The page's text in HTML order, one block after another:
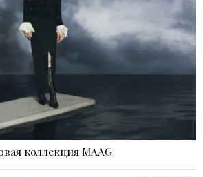
коллекция MAAG